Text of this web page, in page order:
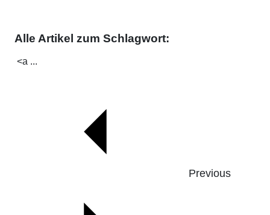
Alle Artikel zum Schlagwort:
<a ...
Previous